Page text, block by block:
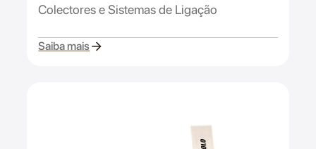
Colectores e Sistemas de Ligação
Saiba mais